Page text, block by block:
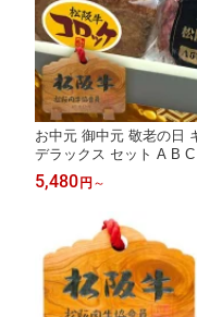
お中元 御中元 敬老の日
デラックス セット A B
坂牛 詰め合わせ お祝い
プレゼント 食べ物 内祝
5,480円 ～